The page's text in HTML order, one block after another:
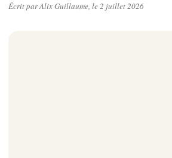
Écrit par Alix Guillaume, le 2 juillet 2026